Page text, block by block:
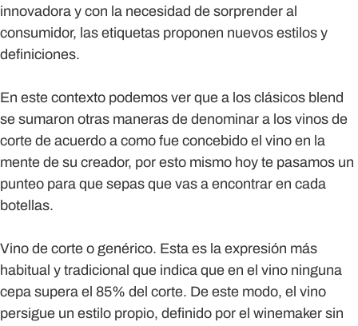
innovadora y con la necesidad de sorprender al
consumidor, las etiquetas proponen nuevos estilos y
definiciones.
En este contexto podemos ver que a los clásicos blend
se sumaron otras maneras de denominar a los vinos de
corte de acuerdo a como fue concebido el vino en la
mente de su creador, por esto mismo hoy te pasamos un
punteo para que sepas que vas a encontrar en cada
botellas.
Vino de corte o genérico. Esta es la expresión más
habitual y tradicional que indica que en el vino ninguna
cepa supera el 85% del corte. De este modo, el vino
persigue un estilo propio, definido por el winemaker sin